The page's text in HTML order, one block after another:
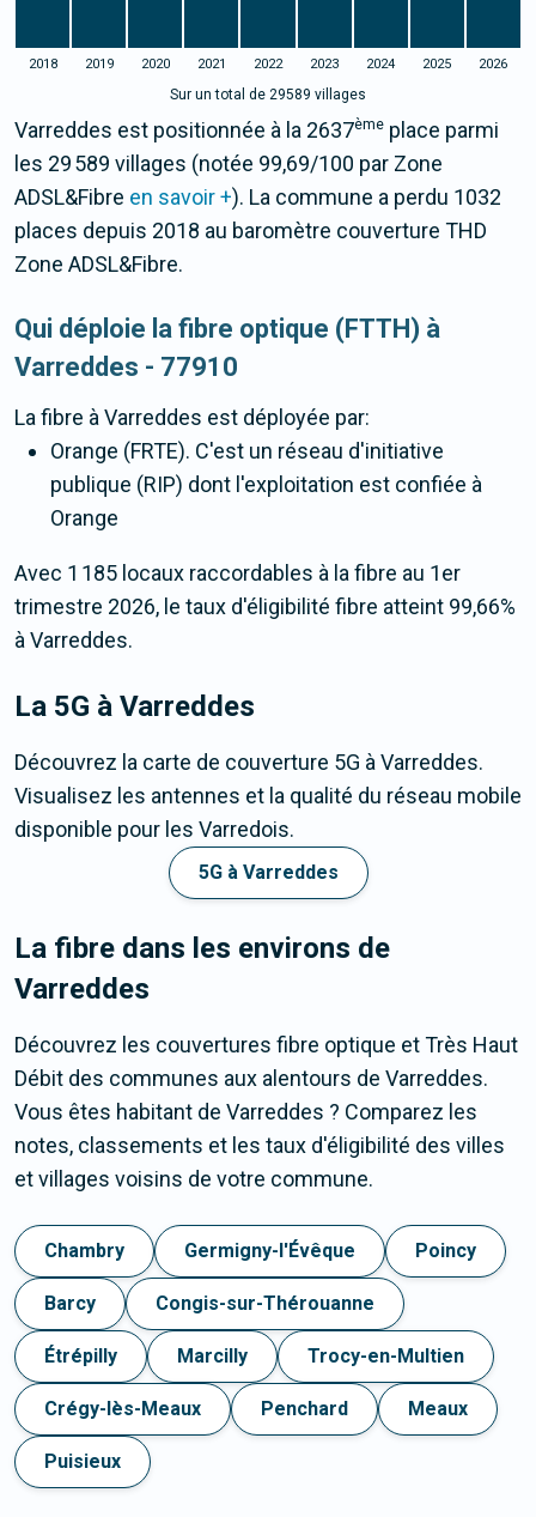
2018 2019 2020 2021 2022 2023 2024 2025 2026
Sur un total de 29589 villages
Varreddes est positionnée à la 2637ème place parmi
les 29 589 villages (notée 99,69/100 par Zone
ADSL&Fibre en savoir +). La commune a perdu 1032
places depuis 2018 au baromètre couverture THD
Zone ADSL&Fibre.
Qui déploie la fibre optique (FTTH) à
Varreddes - 77910
La fibre à Varreddes est déployée par:
Orange (FRTE). C'est un réseau d'initiative
publique (RIP) dont l'exploitation est confiée à
Orange
Avec 1 185 locaux raccordables à la fibre au 1er
trimestre 2026, le taux d'éligibilité fibre atteint 99,66%
à Varreddes.
La 5G à Varreddes
Découvrez la carte de couverture 5G à Varreddes.
Visualisez les antennes et la qualité du réseau mobile
disponible pour les Varredois.
5G à Varreddes
La fibre dans les environs de
Varreddes
Découvrez les couvertures fibre optique et Très Haut
Débit des communes aux alentours de Varreddes.
Vous êtes habitant de Varreddes ? Comparez les
notes, classements et les taux d'éligibilité des villes
et villages voisins de votre commune.
Chambry Germigny-l'Évêque Poincy
Barcy Congis-sur-Thérouanne
Étrépilly Marcilly Trocy-en-Multien
Crégy-lès-Meaux Penchard Meaux
Puisieux